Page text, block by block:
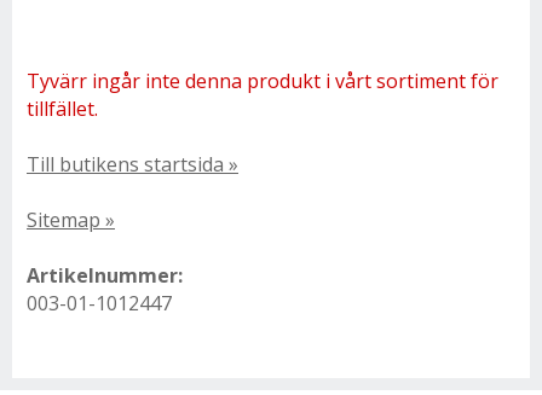
Tyvärr ingår inte denna produkt i vårt sortiment för
tillfället.
Till butikens startsida »
Sitemap »
Artikelnummer:
003-01-1012447